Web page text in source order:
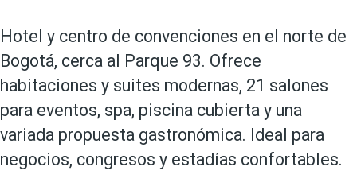
Hotel y centro de convenciones en el norte de
Bogotá, cerca al Parque 93. Ofrece
habitaciones y suites modernas, 21 salones
para eventos, spa, piscina cubierta y una
variada propuesta gastronómica. Ideal para
negocios, congresos y estadías confortables.